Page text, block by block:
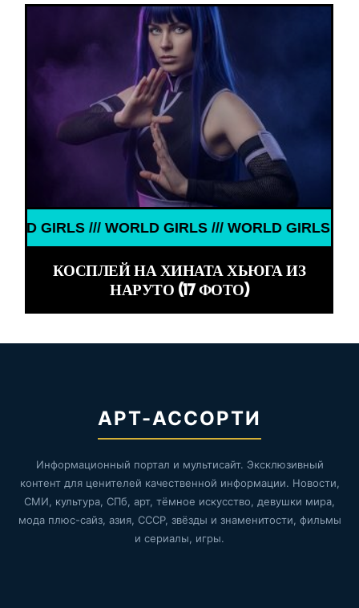
GIRLS /// WORLD GIRLS ///
КОСПЛЕЙ НА ХИНАТА ХЬЮГА ИЗ
НАРУТО (17 ФОТО)
АРТ-АССОРТИ
Информационный портал и мультисайт. Эксклюзивный
контент для ценителей качественной информации. Новости,
СМИ, культура, СПб, арт, тёмное искусство, девушки мира,
мода плюс-сайз, азия, СССР, звёзды и знаменитости, фильмы
и сериалы, игры.